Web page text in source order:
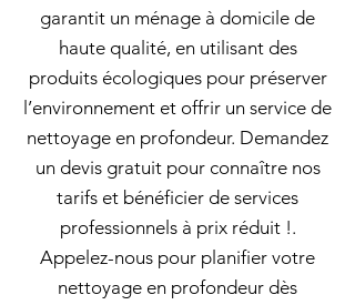
garantit un ménage à domicile de
haute qualité, en utilisant des
produits écologiques pour préserver
l’environnement et offrir un service de
nettoyage en profondeur. Demandez
un devis gratuit pour connaître nos
tarifs et bénéficier de services
professionnels à prix réduit !.
Appelez-nous pour planifier votre
nettoyage en profondeur dès